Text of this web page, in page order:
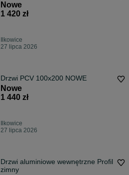
Nowe
1 420 zł
Ilkowice
27 lipca 2026
Drzwi PCV 100x200 NOWE
Nowe
1 440 zł
Ilkowice
27 lipca 2026
Drzwi aluminiowe wewnętrzne Profil
zimny